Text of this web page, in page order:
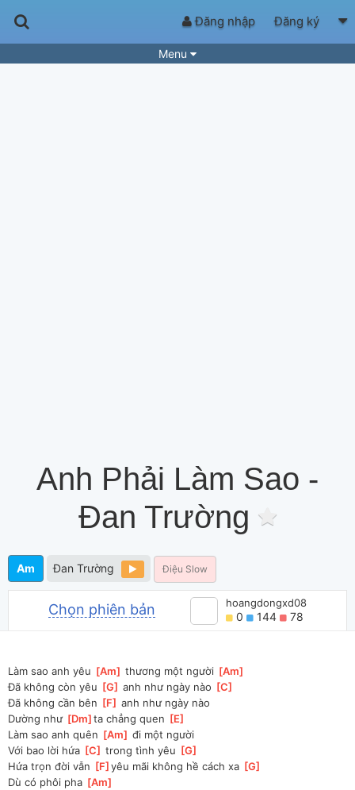
Đăng nhập Đăng ký
Menu
Anh Phải Làm Sao -
Đan Trường
Am Đan Trường Điệu Slow
Chọn phiên bản hoangdongxd08
0 144 78
Làm sao anh yêu [Am ] thương một người [Am
Đã không còn yêu [G ] anh như ngày nào [C
Đã không cần bên [F ] anh như ngày nào
Dường như [Dm ]ta chẳng quen [E
Làm sao anh quên [Am ] đi một người
Với bao lời hứa [C ] trong tình yêu [G
Hứa trọn đời vẫn [F ]
yêu mãi không hề cách xa [G
Dù có phôi pha [Am